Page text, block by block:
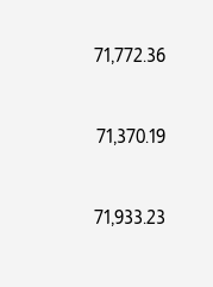
71,772.36
71,370.19
71,933.23